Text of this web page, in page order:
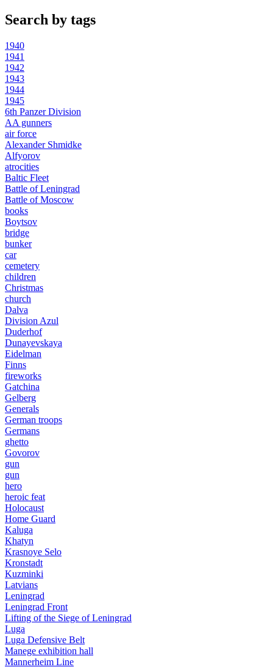
Search by tags
1940
1941
1942
1943
1944
1945
6th Panzer Division
AA gunners
air force
Alexander Shmidke
Alfyorov
atrocities
Baltic Fleet
Battle of Leningrad
Battle of Moscow
books
Boytsov
bridge
bunker
car
cemetery
children
Christmas
church
Dalva
Division Azul
Duderhof
Dunayevskaya
Eidelman
Finns
fireworks
Gatchina
Gelberg
Generals
German troops
Germans
ghetto
Govorov
gun
gun
hero
heroic feat
Holocaust
Home Guard
Kaluga
Khatyn
Krasnoye Selo
Kronstadt
Kuzminki
Latvians
Leningrad
Leningrad Front
Lifting of the Siege of Leningrad
Luga
Luga Defensive Belt
Manege exhibition hall
Mannerheim Line